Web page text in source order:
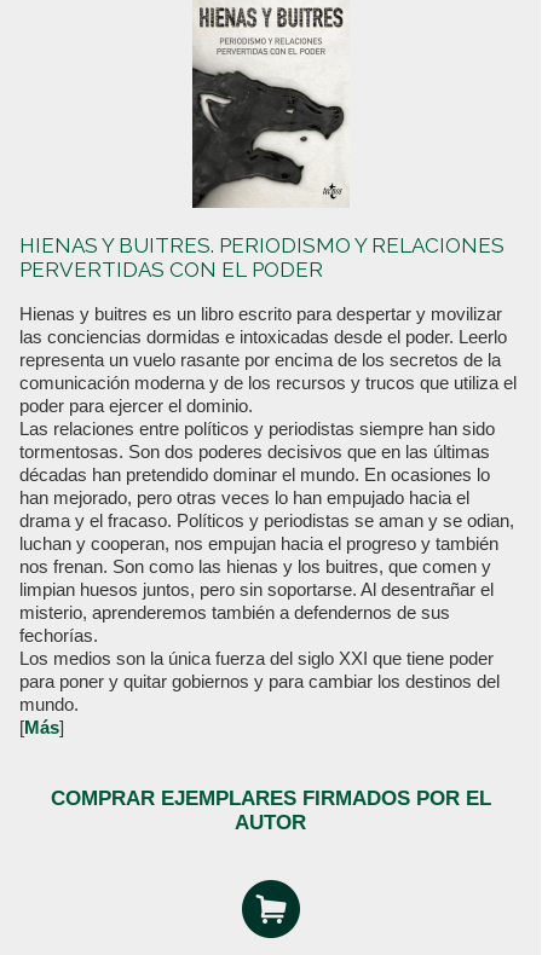
HIENAS Y BUITRES. PERIODISMO Y RELACIONES
PERVERTIDAS CON EL PODER
Hienas y buitres es un libro escrito para despertar y movilizar
las conciencias dormidas e intoxicadas desde el poder. Leerlo
representa un vuelo rasante por encima de los secretos de la
comunicación moderna y de los recursos y trucos que utiliza el
poder para ejercer el dominio.
Las relaciones entre políticos y periodistas siempre han sido
tormentosas. Son dos poderes decisivos que en las últimas
décadas han pretendido dominar el mundo. En ocasiones lo
han mejorado, pero otras veces lo han empujado hacia el
drama y el fracaso. Políticos y periodistas se aman y se odian,
luchan y cooperan, nos empujan hacia el progreso y también
nos frenan. Son como las hienas y los buitres, que comen y
limpian huesos juntos, pero sin soportarse. Al desentrañar el
misterio, aprenderemos también a defendernos de sus
fechorías.
Los medios son la única fuerza del siglo XXI que tiene poder
para poner y quitar gobiernos y para cambiar los destinos del
mundo.
[Más]
COMPRAR EJEMPLARES FIRMADOS POR EL
AUTOR